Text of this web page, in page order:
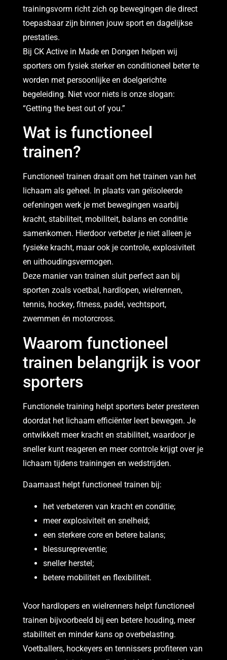
trainingsvorm richt zich op bewegingen die direct
toepasbaar zijn binnen jouw sport en dagelijkse
prestaties.
Bij CK Active in Made en Dongen helpen wij
sporters om fysiek sterker en conditioneel beter te
worden met persoonlijke en doelgerichte
begeleiding. Niet voor niets is onze slogan:
“Getting the best out of you.”
Wat is functioneel
trainen?
Functioneel trainen draait om het trainen van het
lichaam als geheel. In plaats van geïsoleerde
oefeningen werk je met bewegingen waarbij
kracht, stabiliteit, mobiliteit, balans en conditie
samenkomen. Hierdoor verbeter je niet alleen je
fysieke kracht, maar ook je controle, explosiviteit
en uithoudingsvermogen.
Deze manier van trainen sluit perfect aan bij
sporten zoals voetbal, hardlopen, wielrennen,
tennis, hockey, fitness, padel, vechtsport,
zwemmen én motorcross.
Waarom functioneel
trainen belangrijk is voor
sporters
Functionele training helpt sporters beter presteren
doordat het lichaam efficiënter leert bewegen. Je
ontwikkelt meer kracht en stabiliteit, waardoor je
sneller kunt reageren en meer controle krijgt over je
lichaam tijdens trainingen en wedstrijden.
Daarnaast helpt functioneel trainen bij:
het verbeteren van kracht en conditie;
meer explosiviteit en snelheid;
een sterkere core en betere balans;
blessurepreventie;
sneller herstel;
betere mobiliteit en flexibiliteit.
Voor hardlopers en wielrenners helpt functioneel
trainen bijvoorbeeld bij een betere houding, meer
stabiliteit en minder kans op overbelasting.
Voetballers, hockeyers en tennissers profiteren van